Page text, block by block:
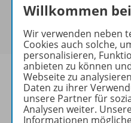
Sie haben ein passendes
Um den für Sie gültigen
sich bitte an.
Informationen
Willkommen
Wir verwenden neben
Cookies auch solche,
personalisieren,
anbieten zu können
Webseite zu
Daten zu ihrer
unsere Partner für
Analysen weiter.
Informationen